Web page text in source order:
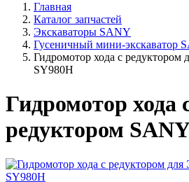
Главная
Каталог запчастей
Экскаваторы SANY
Гусеничный мини-экскаватор
Гидромотор хода с редуктором
SY980H
Гидромотор хода
редуктором